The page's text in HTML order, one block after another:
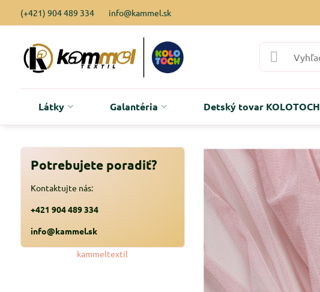
(+421) 904 489 334 info@kammel.sk
Látky Galantéria Detský tovar KOLOTOCH
Potrebujete poradiť?
Kontaktujte nás:
+421 904 489 334
info@kammel.sk
kammeltextil